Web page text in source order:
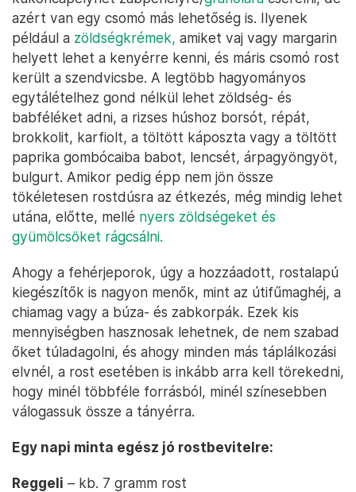
azért van egy csomó más lehetőség is. Ilyenek
például a zöldségkrémek, amiket vaj vagy margarin
helyett lehet a kenyérre kenni, és máris csomó rost
került a szendvicsbe. A legtöbb hagyományos
egytálételhez gond nélkül lehet zöldség- és
babféléket adni, a rizses húshoz borsót, répát,
brokkolit, karfiolt, a töltött káposzta vagy a töltött
paprika gombócaiba babot, lencsét, árpagyöngyöt,
bulgurt. Amikor pedig épp nem jön össze
tökéletesen rostdúsra az étkezés, még mindig lehet
utána, előtte, mellé nyers zöldségeket és
gyümölcsöket rágcsálni.
Ahogy a fehérjeporok, úgy a hozzáadott, rostalapú
kiegészítők is nagyon menők, mint az útifűmaghéj, a
chiamag vagy a búza- és zabkorpák. Ezek kis
mennyiségben hasznosak lehetnek, de nem szabad
őket túladagolni, és ahogy minden más táplálkozási
elvnél, a rost esetében is inkább arra kell törekedni,
hogy minél többféle forrásból, minél színesebben
válogassuk össze a tányérra.
Egy napi minta egész jó rostbevitelre:
Reggeli – kb. 7 gramm rost